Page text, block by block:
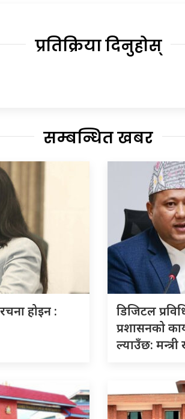
प्रतिक्रिया दिनुहोस्
सम्बन्धित खबर
होइन :
डिजिटल
प्रशासनको
ल्याउँछ: